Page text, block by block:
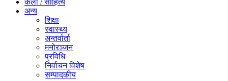
कला / साहित्य
अन्य
शिक्षा
स्वास्थ्य
अन्तर्वार्ता
मनोरञ्जन
प्रविधि
निर्वाचन विशेष
सम्पादकीय